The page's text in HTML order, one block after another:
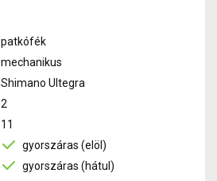
patkófék
mechanikus
Shimano Ultegra
2
11
gyorszáras (elöl)
gyorszáras (hátul)